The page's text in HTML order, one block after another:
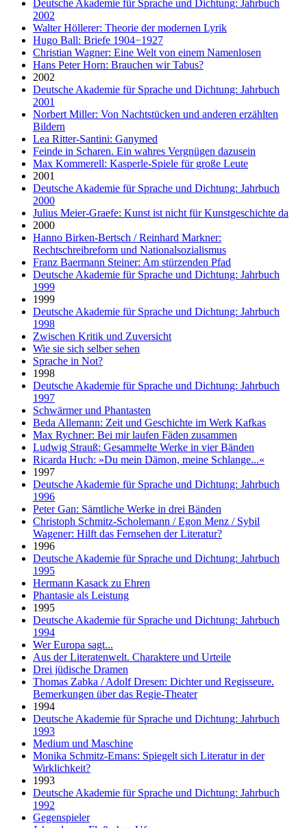
Deutsche Akademie für Sprache und Dichtung: Jahrbuch
2002
Walter Höllerer: Theorie der modernen Lyrik
Hugo Ball: Briefe 1904−1927
Christian Wagner: Eine Welt von einem Namenlosen
Hans Peter Horn: Brauchen wir Tabus?
2002
Deutsche Akademie für Sprache und Dichtung: Jahrbuch
2001
Norbert Miller: Von Nachtstücken und anderen erzählten
Bildern
Lea Ritter-Santini: Ganymed
Feinde in Scharen. Ein wahres Vergnügen dazusein
Max Kommerell: Kasperle-Spiele für große Leute
2001
Deutsche Akademie für Sprache und Dichtung: Jahrbuch
2000
Julius Meier-Graefe: Kunst ist nicht für Kunstgeschichte da
2000
Hanno Birken-Bertsch / Reinhard Markner:
Rechtschreibreform und Nationalsozialismus
Franz Baermann Steiner: Am stürzenden Pfad
Deutsche Akademie für Sprache und Dichtung: Jahrbuch
1999
1999
Deutsche Akademie für Sprache und Dichtung: Jahrbuch
1998
Zwischen Kritik und Zuversicht
Wie sie sich selber sehen
Sprache in Not?
1998
Deutsche Akademie für Sprache und Dichtung: Jahrbuch
1997
Schwärmer und Phantasten
Beda Allemann: Zeit und Geschichte im Werk Kafkas
Max Rychner: Bei mir laufen Fäden zusammen
Ludwig Strauß: Gesammelte Werke in vier Bänden
Ricarda Huch: »Du mein Dämon, meine Schlange...«
1997
Deutsche Akademie für Sprache und Dichtung: Jahrbuch
1996
Peter Gan: Sämtliche Werke in drei Bänden
Christoph Schmitz-Scholemann / Egon Menz / Sybil
Wagener: Hilft das Fernsehen der Literatur?
1996
Deutsche Akademie für Sprache und Dichtung: Jahrbuch
1995
Hermann Kasack zu Ehren
Phantasie als Leistung
1995
Deutsche Akademie für Sprache und Dichtung: Jahrbuch
1994
Wer Europa sagt...
Aus der Literatenwelt. Charaktere und Urteile
Drei jüdische Dramen
Thomas Zabka / Adolf Dresen: Dichter und Regisseure.
Bemerkungen über das Regie-Theater
1994
Deutsche Akademie für Sprache und Dichtung: Jahrbuch
1993
Medium und Maschine
Monika Schmitz-Emans: Spiegelt sich Literatur in der
Wirklichkeit?
1993
Deutsche Akademie für Sprache und Dichtung: Jahrbuch
1992
Gegenspieler